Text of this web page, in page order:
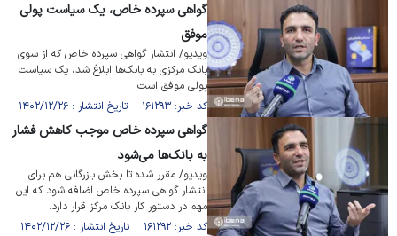
گواهی سپرده خاص، یک سیاست پولی
موفق
ویدیو/ انتشار گواهی سپرده خاص که از سوی
بانک مرکزی به بانک‌ها ابلاغ شد، یک سیاست
پولی موفق است.
کد خبر: ۱۶۱۲۹۳ تاریخ انتشار : ۱۴۰۲/۱۲/۲۶
گواهی سپرده خاص موجب کاهش فشار
به بانک‌ها می‌شود
ویدیو/ مقرر شده تا بخش بازرگانی هم برای
انتشار گواهی سپرده خاص اضافه شود که این
مهم در دستور کار بانک مرکز قرار دارد.
کد خبر: ۱۶۱۲۹۲ تاریخ انتشار : ۱۴۰۲/۱۲/۲۶